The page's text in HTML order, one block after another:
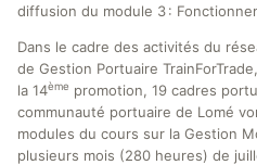
diffusion du module 3 :
Dans le cadre des activités du
de Gestion Portuaire
la 14ème promotion, 19 cadres
communauté portuaire de Lomé
modules du cours sur la Gestion
plusieurs mois (280 heures) de